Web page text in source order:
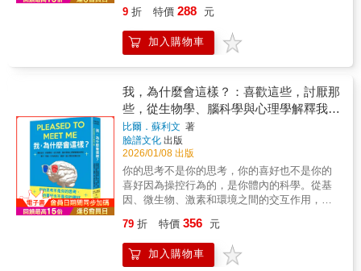
療策略，也愈發貼近個體差異。生命科學不再
只是知識的累積，而是直接介入人類健康與生
存的關鍵力量。【邁向未來，與AI共同探索生
譜建構與生成式生物學，讓複雜問題得以快速
解析，並開啟更多未知的可能。人類站在這條
由基因延伸出的階梯上，既回望歷史，也凝視
未來。尚未踏上的階梯仍在前方延伸，等待新
的發現與理解，帶領我們一步步接近生命的全
貌。〔本書特色〕本書從日常可見的生物現象
出發，帶領讀者走入基因與DNA的世界，理解
生命如何被編碼與傳遞。從達爾文與孟德爾的
發現，到基因編輯、精準醫療與人工智慧的應
用，逐步描繪生命科學的演進脈絡。以圖像化
機制變得可感可讀，最終引領讀者登上探索生
命奧祕的知識階梯。
的特色： 章節大綱：每章開頭列出本章最重要
循序漸進的關係，從起點有效建立觀念基礎。
圖解：每個章節配合清晰的圖表，不論是細胞
內部的構造、DNA轉譯的步驟，或是桃莉羊複
訊。 新知：各個主題搭配相關的小知識，從歷
史故事到衍生的技術應用，讓學習的過程更豐
富多元。 適合讀者： 國高中學生：十個章節精
準濃縮關鍵資訊，加上額外補充的新知，既適
合複習學科重點，也有助於吸收課外知識。 備
課中的自然科教師：一系列和遺傳學相關新知
和故事，可做為課堂補充教材。 對生命科學感
興趣的一般讀者：生活化的文字，即使是門外
這些差異往往成為一種禁忌。近年來，網路上
出現了各式各樣的討論，「遺傳學」這個主題
也引起了廣泛關注：◎出生決定了九成的人
類壽命的基因存在嗎？◎父母身高較矮的話生
下的孩子也會比較矮嗎？◎父母的過敏疾病會
直接遺傳給孩子嗎？◎「女兒像父親、兒子像
母親」是真的嗎？本書對各種遺傳問題進行了
詳盡的解釋，從「哪些基因遺傳自父母？」
「遺傳學是如何運作的？」等基礎知識，到那
些與基因有關的有趣話題，例如「收入與遺傳
之間是否有關係？」「外貌差異造成的社會差
距有多大？」，本書將以簡單易懂的方式，幫
助你理解遺傳學的真相。本書特色環境和努力
「遺傳的真相與禁忌」： 提到遺傳，我們會想
到身高、體重、頭髮顏色、眼睛顏色等父母傳
9 折 特價 288 元
加入購物車
我，為什麼會這樣？：喜歡這些，討厭那
些，從生物學、腦科學與心理學解釋我們
的喜好、情緒、行為與想法，重啟一趟人
類的認識之旅
比爾．蘇利文 著
臉譜文化 出版
2026/01/08 出版
你的思考不是你的思考，你的喜好也不是你的
喜好因為操控行為的，是你體內的科學。從基
因、微生物、激素和環境之間的交互作用，解
BookBub夏季最佳書單史丹佛大學神經科學家
大衛．伊葛門、《我們只有10%是人類》作者
艾蘭納．柯琳 推薦怪奇事物所 所長張東君
79 折 特價 356 元
加入購物車